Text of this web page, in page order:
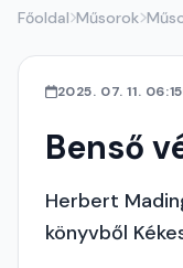
Főoldal Műsorok
2025. 07. 11. 06:15
Benső
Herbert
könyvből